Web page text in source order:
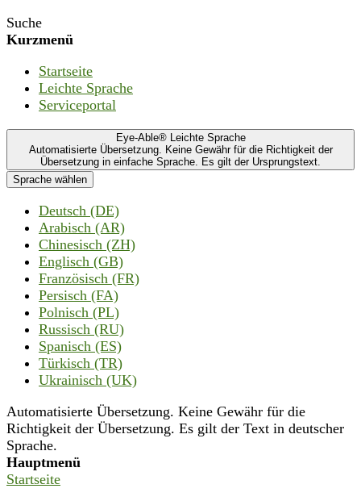
Suche
Kurzmenü
Startseite
Leichte Sprache
Serviceportal
Eye-Able® Leichte Sprache
Automatisierte Übersetzung. Keine Gewähr für die Richtigkeit der
Übersetzung in einfache Sprache. Es gilt der Ursprungstext.
Sprache wählen
Deutsch (DE)
Arabisch (AR)
Chinesisch (ZH)
Englisch (GB)
Französisch (FR)
Persisch (FA)
Polnisch (PL)
Russisch (RU)
Spanisch (ES)
Türkisch (TR)
Ukrainisch (UK)
Automatisierte Übersetzung. Keine Gewähr für die
Richtigkeit der Übersetzung. Es gilt der Text in deutscher
Sprache.
Hauptmenü
Startseite